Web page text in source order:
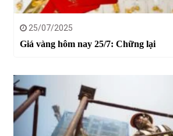
25/07/2025
Giá vàng hôm nay 25/7: Chững lại